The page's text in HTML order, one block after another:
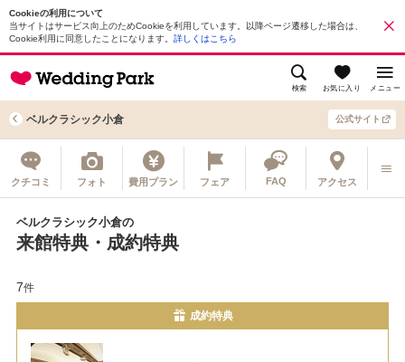
Cookieの利用について
当サイトはサービス向上のためCookieを利用しています。以降ページ遷移した場合は、
Cookie利用に同意したことになります。 詳しくはこちら
検索 お気に入り メニュー
ベルクラシック小倉 公式サイト
クチコミ フォト 費用プラン フェア FAQ アクセス
ベルクラシック小倉の
来館特典・成約特典
7件
成約特典